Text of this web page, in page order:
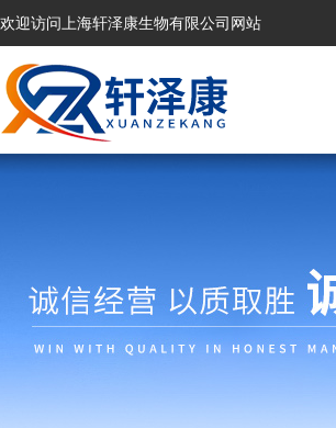
欢迎访问上海轩泽康生物有限公司网站